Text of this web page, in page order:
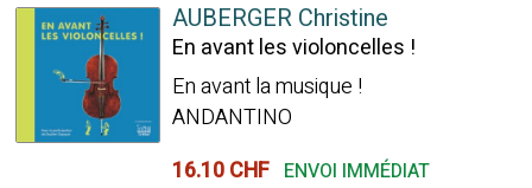
AUBERGER Christine
En avant les violoncelles !
En avant la musique !
ANDANTINO
16.10 CHF ENVOI IMMÉDIAT